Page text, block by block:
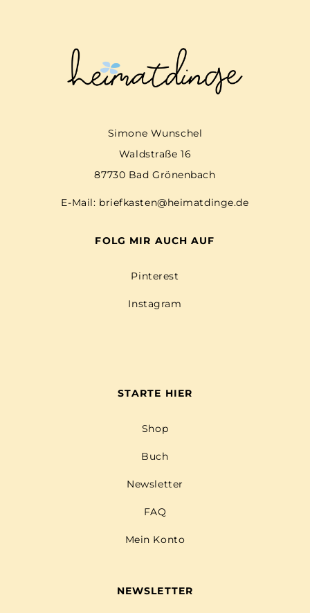
Simone Wunschel
Waldstraße 16
87730 Bad Grönenbach
E-Mail: briefkasten@heimatdinge.de
FOLG MIR AUCH AUF
Pinterest
Instagram
STARTE HIER
Shop
Buch
Newsletter
FAQ
Mein Konto
NEWSLETTER